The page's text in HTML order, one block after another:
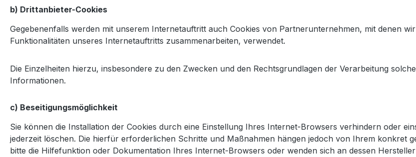
b) Drittanbieter-Cookies
Gegebenenfalls werden mit unserem Internetauftritt auch Cookies von Partnerunternehmen, mit denen
Funktionalitäten unseres Internetauftritts zusammenarbeiten, verwendet.
Die Einzelheiten hierzu, insbesondere zu den Zwecken und den Rechtsgrundlagen der Verarbeitung
Informationen.
c) Beseitigungsmöglichkeit
Sie können die Installation der Cookies durch eine Einstellung Ihres Internet-Browsers verhindern oder
jederzeit löschen. Die hierfür erforderlichen Schritte und Maßnahmen hängen jedoch von Ihrem konkret
bitte die Hilfefunktion oder Dokumentation Ihres Internet-Browsers oder wenden sich an dessen